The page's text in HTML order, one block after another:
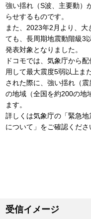
強い揺れ（S波、主要動）
らせするものです。
また、2023年2月より、
ても、長周期地震動階級3
発表対象となりました。
ドコモでは、気象庁から
用して最大震度5弱以上ま
された際に、強い揺れ（震
の地域（全国を約200の地
ます。
詳しくは気象庁の「緊急
について」をご確認くださ
受信イメージ